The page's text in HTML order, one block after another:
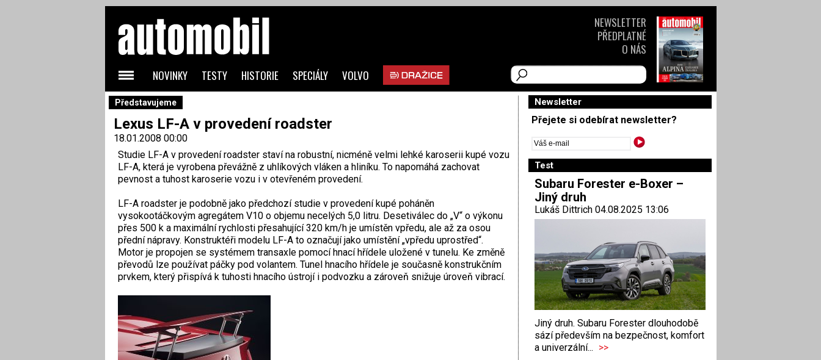
Představujeme
Lexus LF-A v provedení roadster
18.01.2008 00:00
Studie LF-A v provedení roadster staví na robustní, nicméně velmi lehké karoserii kupé vozu
LF-A, která je vyrobena převážně z uhlíkových vláken a hliníku. To napomáhá zachovat
pevnost a tuhost karoserie vozu i v otevřeném provedení.
LF-A roadster je podobně jako předchozí studie v provedení kupé poháněn
vysokootáčkovým agregátem V10 o objemu necelých 5,0 litru. Desetiválec do „V“ o výkonu
přes 500 k a maximální rychlosti přesahující 320 km/h je umístěn vpředu, ale až za osou
přední nápravy. Konstruktéři modelu LF-A to označují jako umístění „vpředu uprostřed“.
Motor je propojen se systémem transaxle pomocí hnací hřídele uložené v tunelu. Ke změně
převodů lze používat páčky pod volantem. Tunel hnacího hřídele je současně konstrukčním
prvkem, který přispívá k tuhosti hnacího ústrojí i podvozku a zároveň snižuje úroveň vibrací.
Newsletter
Přejete si odebírat newsletter?
Test
Subaru Forester e-Boxer –
Jiný druh
Lukáš Dittrich 04.08.2025 13:06
Jiný druh. Subaru Forester dlouhodobě
sází především na bezpečnost, komfort
a univerzální... >>
NOVINKY TESTY HISTORIE SPECIÁLY VOLVO
NEWSLETTER
PŘEDPLATNÉ
O NÁS